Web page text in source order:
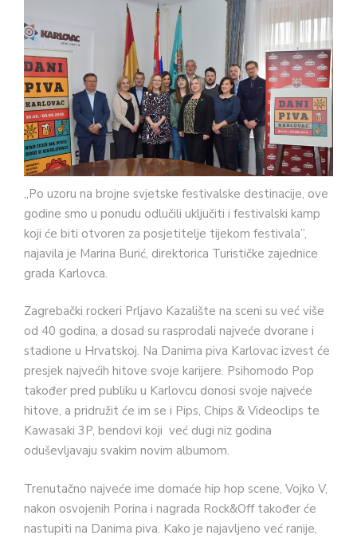
„Po uzoru na brojne svjetske festivalske destinacije, ove
godine smo u ponudu odlučili uključiti i festivalski kamp
koji će biti otvoren za posjetitelje tijekom festivala”,
najavila je Marina Burić, direktorica Turističke zajednice
grada Karlovca.
Zagrebački rockeri Prljavo Kazalište na sceni su već više
od 40 godina, a dosad su rasprodali najveće dvorane i
stadione u Hrvatskoj. Na Danima piva Karlovac izvest će
presjek najvećih hitove svoje karijere. Psihomodo Pop
također pred publiku u Karlovcu donosi svoje najveće
hitove, a pridružit će im se i Pips, Chips & Videoclips te
Kawasaki 3P, bendovi koji već dugi niz godina
oduševljavaju svakim novim albumom.
Trenutačno najveće ime domaće hip hop scene, Vojko V,
nakon osvojenih Porina i nagrada Rock&Off također će
nastupiti na Danima piva. Kako je najavljeno već ranije,